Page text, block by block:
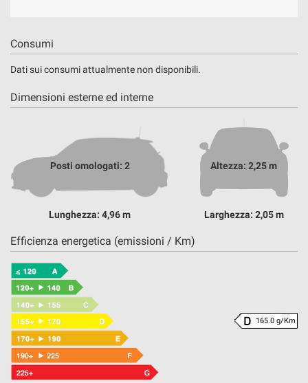
Consumi
Dati sui consumi attualmente non disponibili.
Dimensioni esterne ed interne
Posti omologati: 2
Lunghezza: 4,96 m
Altezza: 2,25 m
Larghezza: 2,05 m
Efficienza energetica (emissioni / Km)
165.0 g/Km